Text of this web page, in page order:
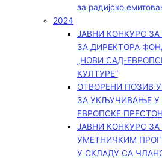
за радијско
2024
ЈАВНИ КОНКУРС
ЗА ДИРЕКТОРА
„НОВИ САД-
КУЛТУРЕ“
ОТВОРЕНИ ПОЗИВ
ЗА УКЉУЧИВАЊЕ У
ЕВРОПСКЕ
ЈАВНИ КОНКУРС
УМЕТНИЧКИМ
У СКЛАДУ СА